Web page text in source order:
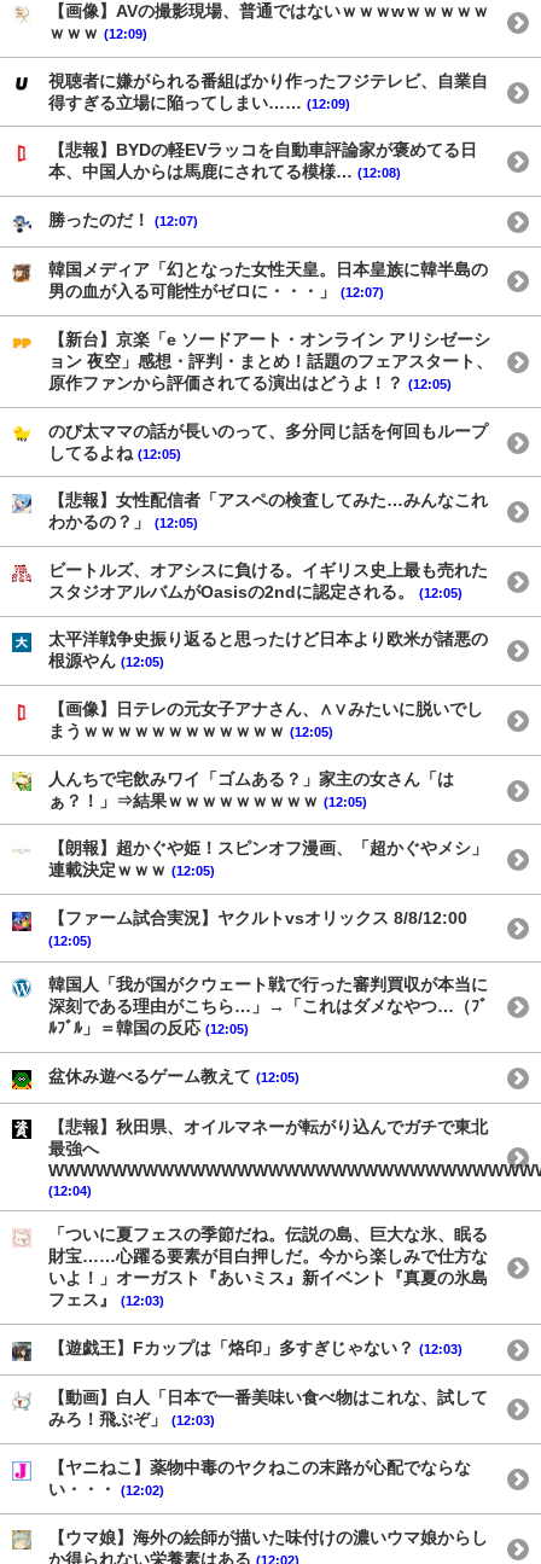
【画像】AVの撮影現場、普通ではないｗｗｗwｗｗｗｗｗ
ｗｗｗ (12:09)
視聴者に嫌がられる番組ばかり作ったフジテレビ、自業自
得すぎる立場に陥ってしまい…… (12:09)
【悲報】BYDの軽EVラッコを自動車評論家が褒めてる日
本、中国人からは馬鹿にされてる模様… (12:08)
勝ったのだ！ (12:07)
韓国メディア「幻となった女性天皇。日本皇族に韓半島の
男の血が入る可能性がゼロに・・・」
(12:07)
【新台】京楽「e ソードアート・オンライン アリシゼーシ
ョン 夜空」感想・評判・まとめ！話題のフェアスタート、
原作ファンから評価されてる演出はどうよ！？ (12:05)
のび太ママの話が長いのって、多分同じ話を何回もループ
してるよね (12:05)
【悲報】女性配信者「アスペの検査してみた…みんなこれ
わかるの？」
(12:05)
ビートルズ、オアシスに負ける。イギリス史上最も売れた
スタジオアルバムがOasisの2ndに認定される。
(12:05)
太平洋戦争史振り返ると思ったけど日本より欧米が諸悪の
根源やん (12:05)
【画像】日テレの元女子アナさん、∧∨みたいに脱いでし
まうｗｗｗｗｗｗｗｗｗｗｗｗ (12:05)
人んちで宅飲みワイ「ゴムある？」家主の女さん「は
ぁ？！」⇒結果ｗｗｗｗｗｗｗｗｗ (12:05)
【朗報】超かぐや姫！スピンオフ漫画、「超かぐやメシ」
連載決定ｗｗｗ (12:05)
【ファーム試合実況】ヤクルトvsオリックス 8/8/12:00
(12:05)
韓国人「我が国がクウェート戦で行った審判買収が本当に
深刻である理由がこちら…」→「これはダメなやつ…（ﾌﾞ
ﾙﾌﾞﾙ」＝韓国の反応 (12:05)
盆休み遊べるゲーム教えて (12:05)
【悲報】秋田県、オイルマネーが転がり込んでガチで東北
最強へ
(12:04)
「ついに夏フェスの季節だね。伝説の島、巨大な氷、眠る
財宝……心躍る要素が目白押しだ。今から楽しみで仕方な
いよ！」オーガスト『あいミス』新イベント『真夏の氷島
フェス』
(12:03)
【遊戯王】Fカップは「烙印」多すぎじゃない？ (12:03)
【動画】白人「日本で一番美味い食べ物はこれな、試して
みろ！飛ぶぞ」
(12:03)
【ヤニねこ】薬物中毒のヤクねこの末路が心配でならな
い・・・
(12:02)
【ウマ娘】海外の絵師が描いた味付けの濃いウマ娘からし
か得られない栄養素はある (12:02)